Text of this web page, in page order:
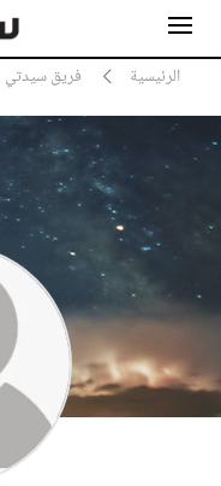
الرئيسية فريق سيدتي
مشاهير
أناقة
جمال
صحة ورشاقة
سيدتي وطفلك
لايف ستايل
بلس+
فيديو